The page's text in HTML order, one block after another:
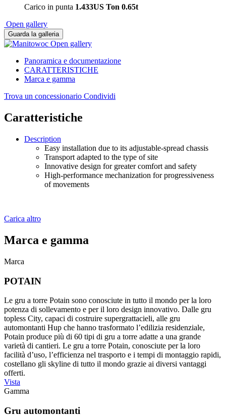
Carico in punta 1.433US Ton 0.65t
Open gallery
Guarda la galleria
Open gallery
Panoramica e documentazione
CARATTERISTICHE
Marca e gamma
Trova un concessionario Condividi
Caratteristiche
Description
Easy installation due to its adjustable-spread chassis
Transport adapted to the type of site
Innovative design for greater comfort and safety
High-performance mechanization for progressiveness
of movements
Carica altro
Marca e gamma
Marca
POTAIN
Le gru a torre Potain sono conosciute in tutto il mondo per la loro
potenza di sollevamento e per il loro design innovativo. Dalle gru
topless City, capaci di costruire supergrattacieli, alle gru
automontanti Hup che hanno trasformato l’edilizia residenziale,
Potain produce più di 60 tipi di gru a torre adatte a una grande
varietà di cantieri. Le gru a torre Potain, conosciute per la loro
facilità d’uso, l’efficienza nel trasporto e i tempi di montaggio rapidi,
costellano gli skyline di tutto il mondo grazie ai diversi vantaggi
offerti.
Vista
Gamma
Gru automontanti